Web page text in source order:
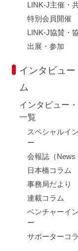
LINK-J主催・
特別会員開催
LINK-J協賛・
出展・参加
インタビュー
ム
インタビュー
一覧
スペシャルイ
ー
会報誌（News
日本橋コラム
事務局だより
連載コラム
ベンチャーイ
ー
サポーターコ